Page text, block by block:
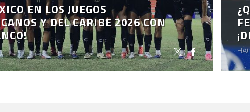
EN LOS JUEGOS
Y DEL CARIBE 2026 CON